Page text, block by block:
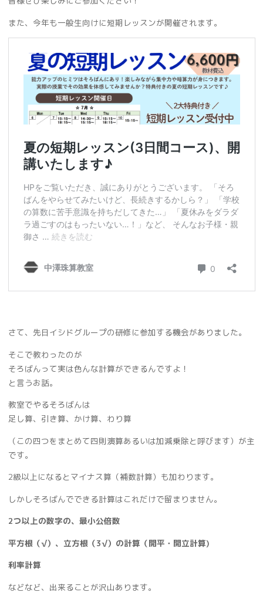
また、今年も一般生向けに短期レッスンが開催されます。
さて、先日イシドグループの研修に参加する機会がありました。
そこで教わったのが
そろばんって実は色んな計算ができるんですよ！
と言うお話。
教室でやるそろばんは
足し算、引き算、かけ算、わり算
（この四つをまとめて四則演算あるいは加減乗除と呼びます）が主
です。
2級以上になるとマイナス算（補数計算）も加わります。
しかしそろばんでできる計算はこれだけで留まりません。
2つ以上の数字の、最小公倍数
平方根（√）、立方根（3√）の計算（開平・開立計算)
利率計算
などなど、出来ることが沢山あります。